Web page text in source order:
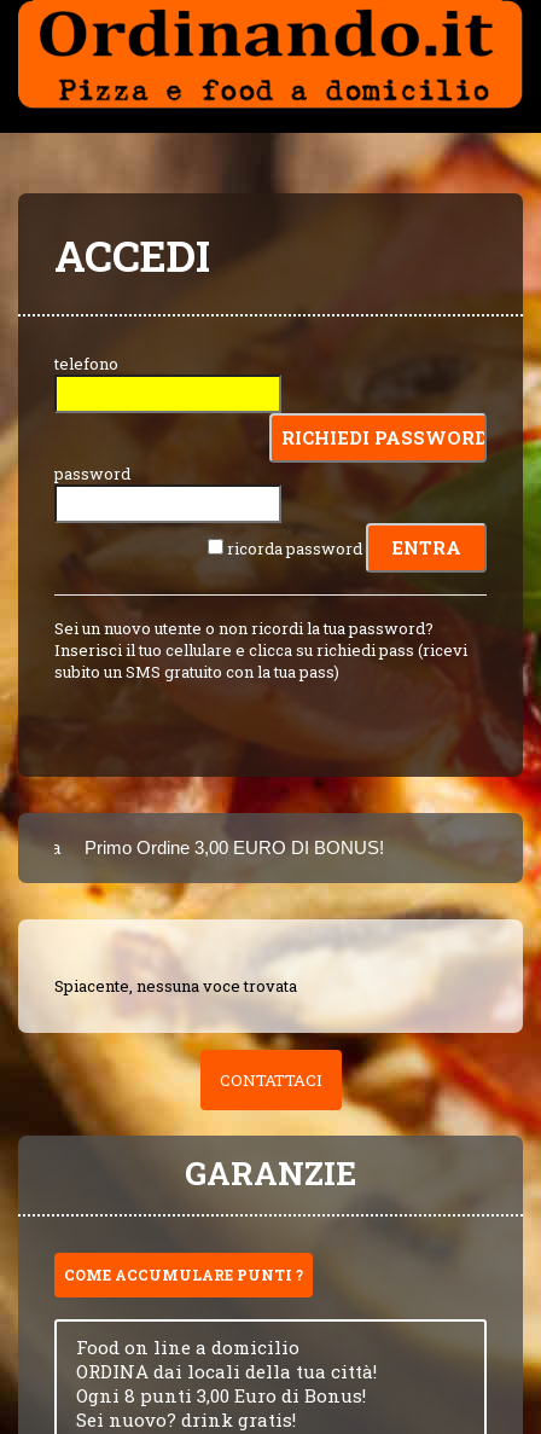
ACCEDI
telefono
password
ricorda password
Sei un nuovo utente o non ricordi la tua password?
Inserisci il tuo cellulare e clicca su richiedi pass (ricevi
subito un SMS gratuito con la tua pass)
Primo Ordine 3,00 EURO DI BONUS!
8 PUNTI 3,00
Spiacente, nessuna voce trovata
CONTATTACI
GARANZIE
COME ACCUMULARE PUNTI ?
Food on line a domicilio
ORDINA dai locali della tua città!
Ogni 8 punti 3,00 Euro di Bonus!
Sei nuovo? drink gratis!